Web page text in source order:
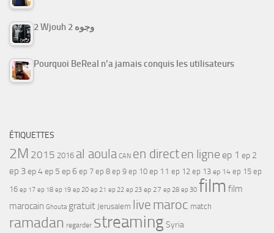
2 Wjouh 2 وجوه
Pourquoi BeReal n’a jamais conquis les utilisateurs
ÉTIQUETTES
2M 2015 2016 al aoula CAN en directen ligne ep 1 ep 2
ep 3ep 4ep 5 ep 6 ep 7 ep 8 ep 9 ep 10 ep 11 ep 12 ep 13 ep 14 ep 15 ep
16 ep 17 ep 18 ep 19 ep 20 ep 21 ep 22 ep 23 ep 27 ep 28 ep 30 film film
marocain Ghouta gratuit Jerusalem live maroc match
ramadan regarder streamingSyria